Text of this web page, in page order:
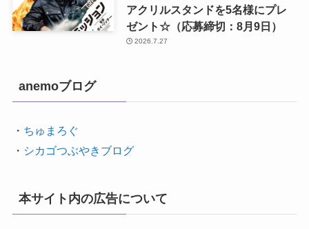
アクリルスタンドを5名様にプレ
ゼント☆（応募締切：8月9日）
2026.7.27
anemoブログ
・ ちゅまろぐ
・ シカゴつぶやきブログ
本サイト内の広告について